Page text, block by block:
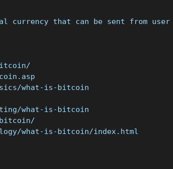
that can be sent from
what-is-bitcoin
what-is-bitcoin
what-is-bitcoin/index.html